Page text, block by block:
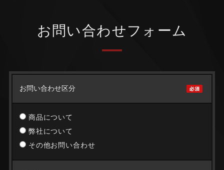
お問い合わせフォーム
お問い合わせ区分
商品について
弊社について
その他お問い合わせ